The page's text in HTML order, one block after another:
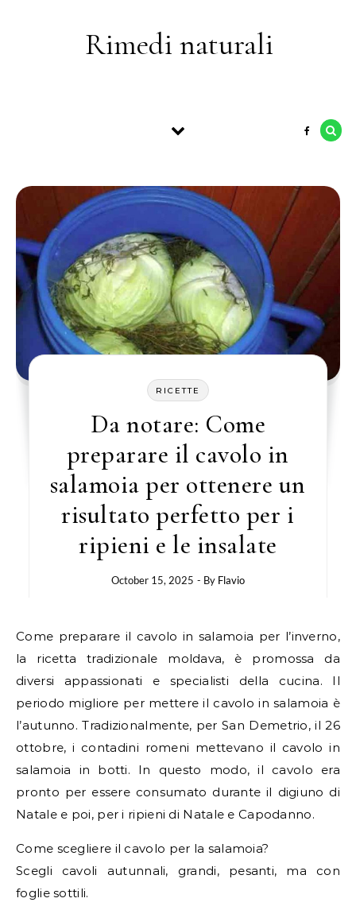
Rimedi naturali
RICETTE
Da notare: Come
preparare il cavolo in
salamoia per ottenere un
risultato perfetto per i
ripieni e le insalate
October 15, 2025 - By Flavio
Come preparare il cavolo in salamoia per l’inverno,
la ricetta tradizionale moldava, è promossa da
diversi appassionati e specialisti della cucina. Il
periodo migliore per mettere il cavolo in salamoia è
l’autunno. Tradizionalmente, per San Demetrio, il 26
ottobre, i contadini romeni mettevano il cavolo in
salamoia in botti. In questo modo, il cavolo era
pronto per essere consumato durante il digiuno di
Natale e poi, per i ripieni di Natale e Capodanno.
Come scegliere il cavolo per la salamoia?
Scegli cavoli autunnali, grandi, pesanti, ma con
foglie sottili.